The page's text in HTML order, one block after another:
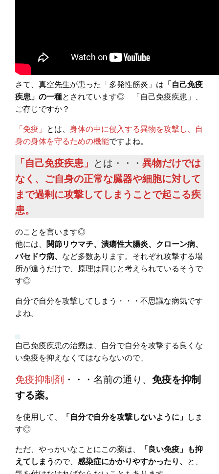
さて、真空先生が患った「多発性筋炎」は 「自己免疫
疾患」の一種とされています◎ 「自己免疫疾患」、
ご存じですか？
「免疫」 とは、 身体の中に侵入する異物を攻撃し、自
身の身体を守るための機能ですよね。
「自己免疫疾患」 とは・・・ 異物だけでは
なく、ご自身の正常な臓器や細胞に対して
まで過剰に攻撃してしまうことで起こる疾
患。
のことを言います◎
他には、
関節リウマチ、潰瘍性大腸炎、クローン病、
バセドウ病、 など多数あります。それぞれ攻撃する場
所が違うだけで、原理は同じと考えられているそうで
す◎
自分で自分を攻撃してしまう・・・不思議な病気です
よね。
自己免疫疾患の治療は、自分で自分を攻撃する良くな
い免疫を抑えなくてはならないので、
免疫抑制剤 ・・・名前の通り、 免疫を抑制
する薬。
を使用して、 「自分で自分を攻撃しないように」
しま
す◎
ただ、やっかいなことにこの薬は、
「良い免疫」も抑
えてしまうので、 感染症にかかりやすかったり、
と、